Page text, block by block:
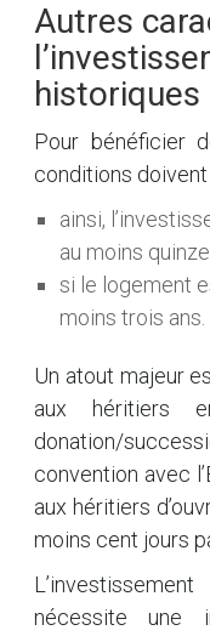
Autres
historiques
Pour bénéficier
conditions
ainsi,
au moins
si le logement
moins trois ans.
Un atout majeur
aux héritiers
donation/
convention avec
aux héritiers
moins cent jours
nécessite une